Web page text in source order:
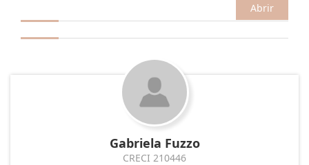
Abrir
Gabriela Fuzzo
CRECI 210446